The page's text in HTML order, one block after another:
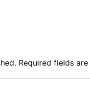
Required fields are